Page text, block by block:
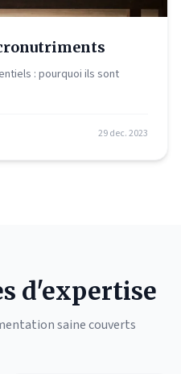
: pourquoi ils sont
29 dec. 2023
d'expertise
saine couverts